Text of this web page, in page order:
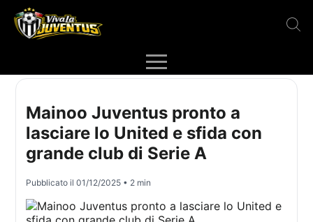
Mainoo Juventus pronto a
lasciare lo United e sfida con
grande club di Serie A
Pubblicato il01/12/2025 • 2 min